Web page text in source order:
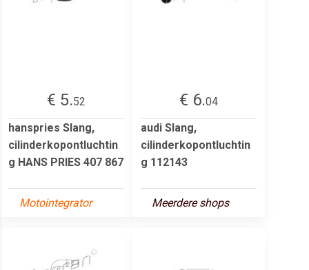
€ 5.52
hanspries Slang,
cilinderkopontluchtin
g HANS PRIES 407 867
Motointegrator
€ 6.04
audi Slang,
cilinderkopontluchtin
g 112143
Meerdere shops